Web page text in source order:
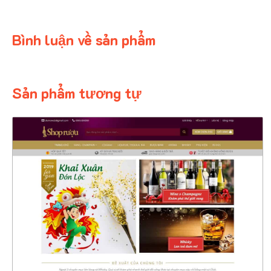
Bình luận về sản phẩm
Sản phẩm tương tự
4373